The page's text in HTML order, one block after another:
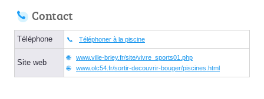
Contact
Téléphone Téléphoner à la piscine
Site web
www.ville-briey.fr/site/vivre_sports01.php
www.olc54.fr/sortir-decouvrir-bouger/piscines.html